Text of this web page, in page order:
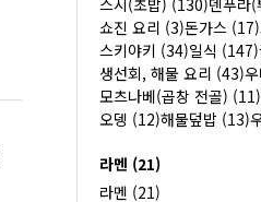
스시(초밥) (130)덴푸라
쇼진 요리 (3)돈가스 (17)
스키야키 (34)일식 (147)
생선회, 해물 요리 (43)
모츠나베(곱창 전골) (11)
오뎅 (12)해물덮밥 (13)
라멘 (21)
라멘 (21)